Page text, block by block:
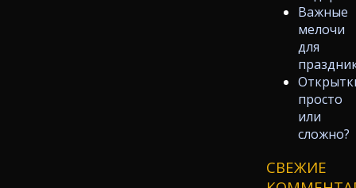
Важные
мелочи
для
просто
или
сложно?
СВЕЖИЕ